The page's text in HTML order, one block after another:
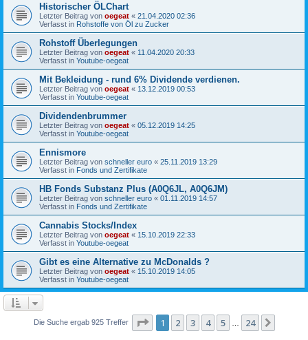
Historischer ÖLChart
Letzter Beitrag von oegeat « 21.04.2020 02:36
Verfasst in Rohstoffe von Öl zu Zucker
Rohstoff Überlegungen
Letzter Beitrag von oegeat « 11.04.2020 20:33
Verfasst in Youtube-oegeat
Mit Bekleidung - rund 6% Dividende verdienen.
Letzter Beitrag von oegeat « 13.12.2019 00:53
Verfasst in Youtube-oegeat
Dividendenbrummer
Letzter Beitrag von oegeat « 05.12.2019 14:25
Verfasst in Youtube-oegeat
Ennismore
Letzter Beitrag von schneller euro « 25.11.2019 13:29
Verfasst in Fonds und Zertifikate
HB Fonds Substanz Plus (A0Q6JL, A0Q6JM)
Letzter Beitrag von schneller euro « 01.11.2019 14:57
Verfasst in Fonds und Zertifikate
Cannabis Stocks/Index
Letzter Beitrag von oegeat « 15.10.2019 22:33
Verfasst in Youtube-oegeat
Gibt es eine Alternative zu McDonalds ?
Letzter Beitrag von oegeat « 15.10.2019 14:05
Verfasst in Youtube-oegeat
Die Suche ergab 925 Treffer Seite 1von 24
1 2 3 4 5 24